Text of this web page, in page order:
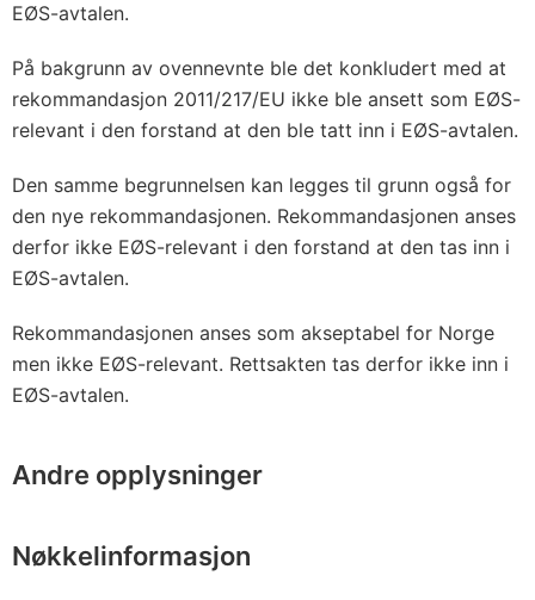
EØS-avtalen.
På bakgrunn av ovennevnte ble det konkludert med at
rekommandasjon 2011/217/EU ikke ble ansett som EØS-
relevant i den forstand at den ble tatt inn i EØS-avtalen.
Den samme begrunnelsen kan legges til grunn også for
den nye rekommandasjonen. Rekommandasjonen anses
derfor ikke EØS-relevant i den forstand at den tas inn i
EØS-avtalen.
Rekommandasjonen anses som akseptabel for Norge
men ikke EØS-relevant. Rettsakten tas derfor ikke inn i
EØS-avtalen.
Andre opplysninger
Nøkkelinformasjon